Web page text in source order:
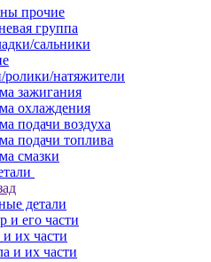
прочие
группа
сальники
натяжители
зажигания
охлаждения
подачи воздуха
подачи топлива
смазки
детали
и его части
их части
и их части